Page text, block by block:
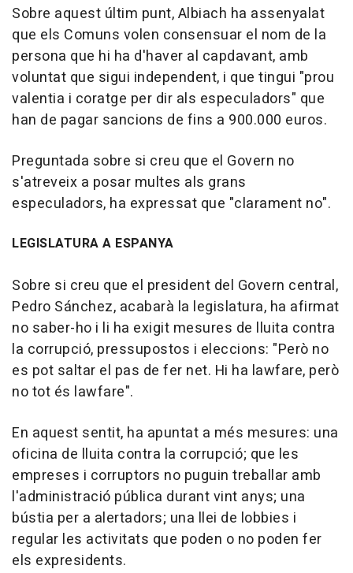
Sobre aquest últim punt, Albiach ha assenyalat
que els Comuns volen consensuar el nom de la
persona que hi ha d'haver al capdavant, amb
voluntat que sigui independent, i que tingui "prou
valentia i coratge per dir als especuladors" que
han de pagar sancions de fins a 900.000 euros.
Preguntada sobre si creu que el Govern no
s'atreveix a posar multes als grans
especuladors, ha expressat que "clarament no".
LEGISLATURA A ESPANYA
Sobre si creu que el president del Govern central,
Pedro Sánchez, acabarà la legislatura, ha afirmat
no saber-ho i li ha exigit mesures de lluita contra
la corrupció, pressupostos i eleccions: "Però no
es pot saltar el pas de fer net. Hi ha lawfare, però
no tot és lawfare".
En aquest sentit, ha apuntat a més mesures: una
oficina de lluita contra la corrupció; que les
empreses i corruptors no puguin treballar amb
l'administració pública durant vint anys; una
bústia per a alertadors; una llei de lobbies i
regular les activitats que poden o no poden fer
els expresidents.